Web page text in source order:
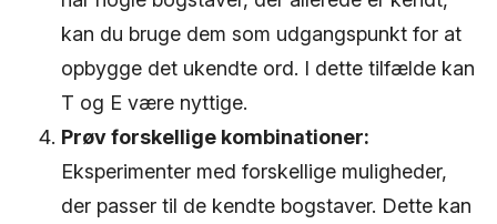
kan du bruge dem som udgangspunkt for at
opbygge det ukendte ord. I dette tilfælde kan
T og E være nyttige.
Prøv forskellige kombinationer:
Eksperimenter med forskellige muligheder,
der passer til de kendte bogstaver. Dette kan